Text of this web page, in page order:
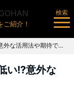
紹介！
検索
はちみつのカロリーは砂糖より低い!?意外な活用法や期待できる効果を解説
い!?意外な